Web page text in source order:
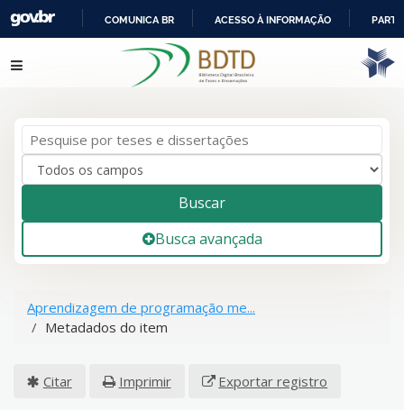
IR
PARA
COMUNICA BR ACESSO À INFORMAÇÃO
Pular para o conteúdo
Buscar
Busca avançada
Aprendizagem de programação me...
Metadados do item
Citar Imprimir Exportar registro